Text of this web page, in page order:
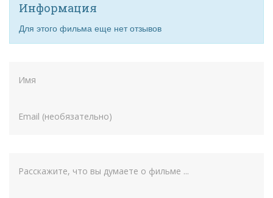
Информация
Для этого фильма еще нет отзывов